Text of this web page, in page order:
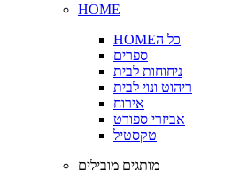
HOME
HOMEכל ה
ספרים
ניחוחות לבית
ריהוט ונוי לבית
אירוח
אביזרי ספורט
טקסטיל
מותגים מובילים